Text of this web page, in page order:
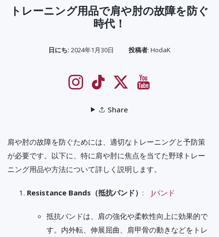
トレーニング用品で肩や肘の故障を防ぐ
時代！
日にち: 2024年1月30日 投稿者: HodaK
InstagramTikTok Twitter
Share
肩や肘の故障を防ぐためには、適切なトレーニングと予防策
が必要です。以下に、特に肩や肘に焦点を当てた野球トレー
ニング用品や方法について詳しく説明します。
Resistance Bands（抵抗バンド） : Jバンド
抵抗バンドは、肩の強化や柔軟性向上に効果的で
す。内外転、伸展屈曲、肩甲骨の動きなどをトレ